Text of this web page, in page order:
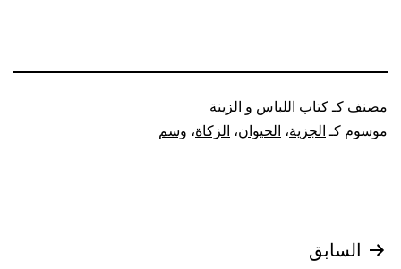
مصنف كـكتاب اللباس و الزينة
موسوم كـ الجزية، الحيوان، الزكاة، وسم
تصفّح
السابق